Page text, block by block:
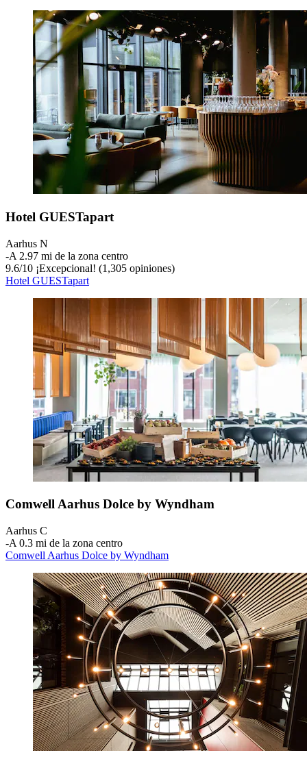
Hotel GUESTapart
Aarhus N
‐A 2.97 mi de la zona centro
9.6/10 ¡Excepcional! (1,305 opiniones)
Hotel GUESTapart
Comwell Aarhus Dolce by Wyndham
Aarhus C
‐A 0.3 mi de la zona centro
Comwell Aarhus Dolce by Wyndham